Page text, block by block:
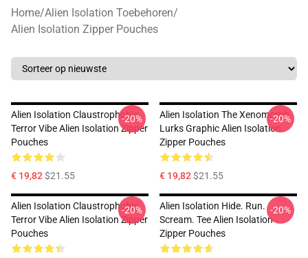
Home/Alien Isolation Toebehoren/
Alien Isolation Zipper Pouches
Alien Isolation Claustrophobic
Terror Vibe Alien Isolation Zipper
Pouches
€ 19,82$21.55
-20%
Alien Isolation The Xenomorph
Lurks Graphic Alien Isolation
Zipper Pouches
€ 19,82$21.55
-20%
Alien Isolation Claustrophobic
Terror Vibe Alien Isolation Zipper
Pouches
-20%
Alien Isolation Hide. Run.
Scream. Tee Alien Isolation
Zipper Pouches
-20%